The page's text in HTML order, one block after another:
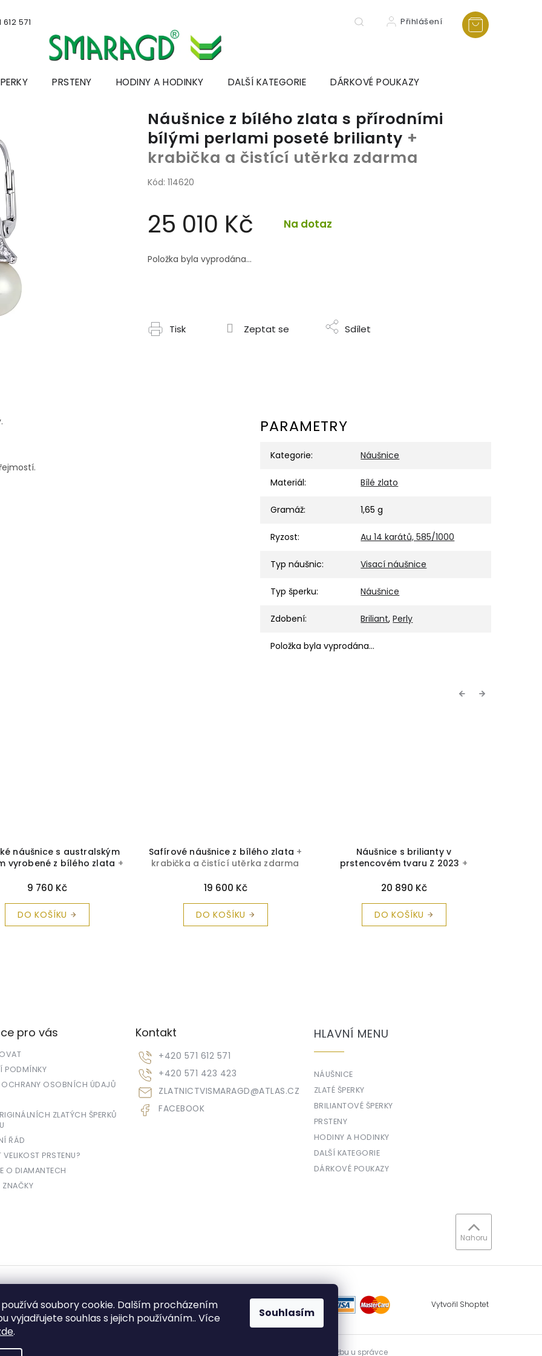
soubory cookie. Dalším procházením
vyjadřujete souhlas s jejich používáním.. Více
.
Souhlasím
571 Přihlášení
PRSTENY HODINY A HODINKY DALŠÍ KATEGORIE DÁRKOVÉ POUKAZY
Náušnice z bílého zlata s přírodními
bílými perlami poseté brilianty +
krabička a čistící utěrka zdarma
Kód: 114620
25 010 Kč Na dotaz
cena:
Položka byla vyprodána…
Tisk Zeptat se Sdílet
PARAMETRY
Kategorie: Náušnice
Materiál: Bílé zlato
Gramáž: 1,65 g
Ryzost: Au 14 karátů, 585/1000
Typ náušnic: Visací náušnice
Typ šperku: Náušnice
Zdobení: Briliant,Perly
Položka byla vyprodána…
Previous
náušnice s australským
vyrobené z bílého zlata +
9 760 Kč
DO KOŠÍKU
Safírové náušnice z bílého zlata +
krabička a čistící utěrka zdarma
19 600 Kč
DO KOŠÍKU
Náušnice s brilianty v
prstencovém tvaru Z 2023 +
20 890 Kč
DO KOŠÍKU
Next
pro vás
PODMÍNKY
OSOBNÍCH ÚDAJŮ
ZLATÝCH ŠPERKŮ
ŘÁD
PRSTENU?
O DIAMANTECH
Kontakt
ZLATNICTVISMARAGD@ATLAS.CZ
+420 571 612 571
+420 571 423 423
FACEBOOK
HLAVNÍ MENU
NÁUŠNICE
ZLATÉ ŠPERKY
BRILIANTOVÉ ŠPERKY
PRSTENY
HODINY A HODINKY
DALŠÍ KATEGORIE
DÁRKOVÉ POUKAZY
Vytvořil Shoptet
Nahoru
prodávající povinen vystavit kupujícímu účtenku. Zároveň je povinen zaevidovat přijatou tržbu u správce